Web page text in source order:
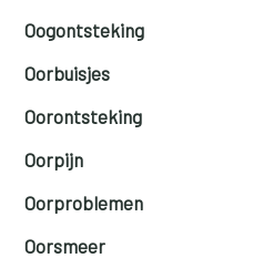
Oogontsteking
Oorbuisjes
Oorontsteking
Oorpijn
Oorproblemen
Oorsmeer